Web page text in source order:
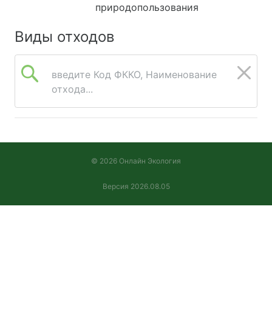
природопользования
Виды отходов
введите Код ФККО, Наименование
отхода...
© 2026 Онлайн Экология
Версия 2026.08.05